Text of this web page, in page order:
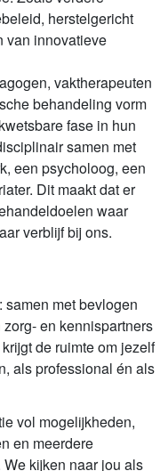
herstelgericht
van innovatieve
vaktherapeuten
behandeling vorm
fase in hun
samen met
een psycholoog, een
Dit maakt dat er
waar
verblijf bij ons.
samen met bevlogen
en kennispartners
de ruimte om jezelf
als professional én als
vol mogelijkheden,
en meerdere
kijken naar jou als